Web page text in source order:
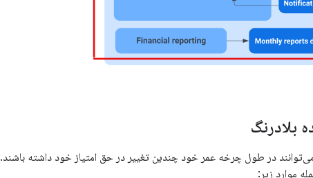
بلادرنگ
در طول چرخه عمر خود چندین تغییر در حق امتیاز خود داشته باشند.
موارد زیر: